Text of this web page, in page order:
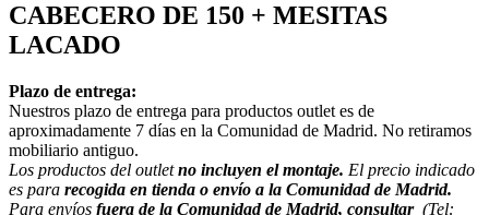
CABECERO DE 150 + MESITAS
LACADO
Plazo de entrega:
Nuestros plazo de entrega para productos outlet es de
aproximadamente 7 días en la Comunidad de Madrid. No retiramos
mobiliario antiguo.
Los productos del outletno incluyen el montaje. El precio indicado
es para recogida en tienda o envío a la Comunidad de Madrid.
Para envíos fuera de la Comunidad de Madrid, consultar(Tel: